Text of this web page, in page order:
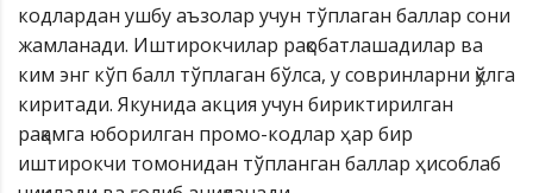
кодлардан ушбу аъзолар учун тўплаган баллар сони
жамланади. Иштирокчилар рақобатлашадилар ва
ким энг кўп балл тўплаган бўлса, у совринларни қўлга
киритади. Якунида акция учун бириктирилган
рақамга юборилган промо-кодлар ҳар бир
иштирокчи томонидан тўпланган баллар ҳисоблаб